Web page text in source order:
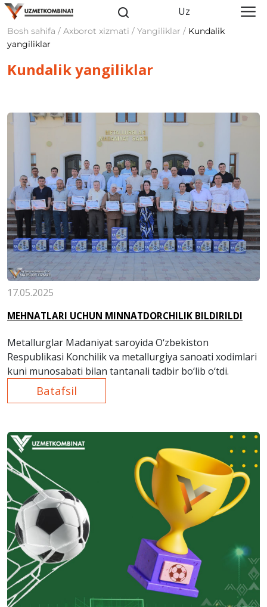
Uz
Bosh sahifa / Axborot xizmati / Yangiliklar / Kundalik
yangiliklar
Kundalik yangiliklar
17.05.2025
MEHNATLARI UCHUN MINNATDORCHILIK BILDIRILDI
Metallurglar Madaniyat saroyida O‘zbekiston
Respublikasi Konchilik va metallurgiya sanoati xodimlari
kuni munosabati bilan tantanali tadbir bo‘lib o‘tdi.
Batafsil